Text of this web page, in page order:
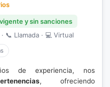
y sin sanciones
📞 Llamada · 💻 Virtual
de experiencia, nos
, ofreciendo